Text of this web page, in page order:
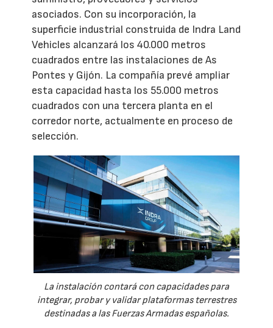
asociados. Con su incorporación, la
superficie industrial construida de Indra Land
Vehicles alcanzará los 40.000 metros
cuadrados entre las instalaciones de As
Pontes y Gijón. La compañía prevé ampliar
esta capacidad hasta los 55.000 metros
cuadrados con una tercera planta en el
corredor norte, actualmente en proceso de
selección.
La instalación contará con capacidades para
integrar, probar y validar plataformas terrestres
destinadas a las Fuerzas Armadas españolas.